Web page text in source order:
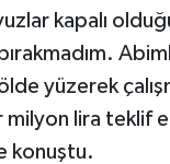
kapalı
yüzerek
milyon lira teklif
konuştu.